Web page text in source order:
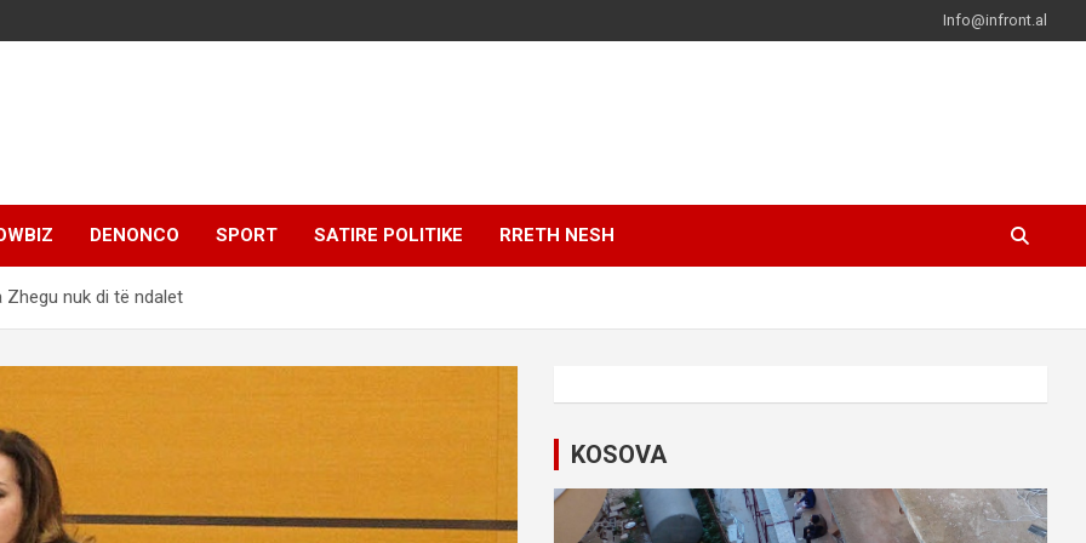
Info@infront.al
DENONCO SPORT SATIRE POLITIKE RRETH NESH
nuk di të ndalet
KOSOVA